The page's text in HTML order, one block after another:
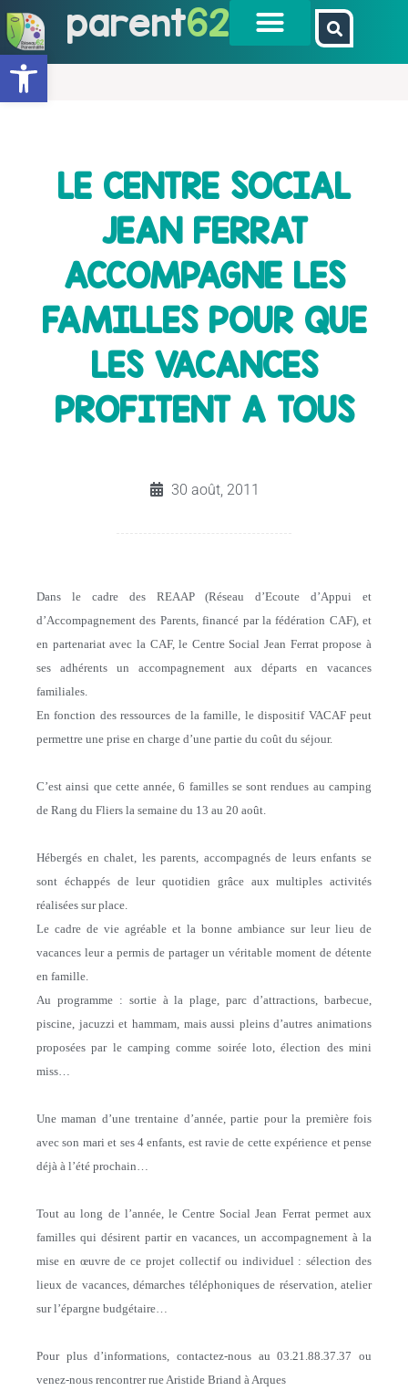
Ouvrir la barre d’outils
parent62
LE CENTRE SOCIAL
JEAN FERRAT
ACCOMPAGNE LES
FAMILLES POUR QUE
LES VACANCES
PROFITENT A TOUS
30 août, 2011
Dans le cadre des REAAP (Réseau d’Ecoute d’Appui et
d’Accompagnement des Parents, financé par la fédération CAF), et
en partenariat avec la CAF, le Centre Social Jean Ferrat propose à
ses adhérents un accompagnement aux départs en vacances
familiales.
En fonction des ressources de la famille, le dispositif VACAF peut
permettre une prise en charge d’une partie du coût du séjour.
C’est ainsi que cette année, 6 familles se sont rendues au camping
de Rang du Fliers la semaine du 13 au 20 août.
Hébergés en chalet, les parents, accompagnés de leurs enfants se
sont échappés de leur quotidien grâce aux multiples activités
réalisées sur place.
Le cadre de vie agréable et la bonne ambiance sur leur lieu de
vacances leur a permis de partager un véritable moment de détente
en famille.
Au programme : sortie à la plage, parc d’attractions, barbecue,
piscine, jacuzzi et hammam, mais aussi pleins d’autres animations
proposées par le camping comme soirée loto, élection des mini
miss…
Une maman d’une trentaine d’année, partie pour la première fois
avec son mari et ses 4 enfants, est ravie de cette expérience et pense
déjà à l’été prochain…
Tout au long de l’année, le Centre Social Jean Ferrat permet aux
familles qui désirent partir en vacances, un accompagnement à la
mise en œuvre de ce projet collectif ou individuel : sélection des
lieux de vacances, démarches téléphoniques de réservation, atelier
sur l’épargne budgétaire…
Pour plus d’informations, contactez-nous au 03.21.88.37.37 ou
venez-nous rencontrer rue Aristide Briand à Arques